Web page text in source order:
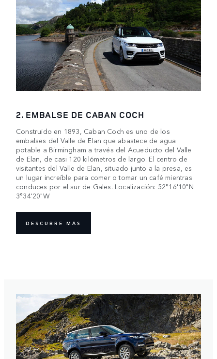
2. EMBALSE DE CABAN COCH
Construido en 1893, Caban Coch es uno de los
embalses del Valle de Elan que abastece de agua
potable a Birmingham a través del Acueducto del Valle
de Elan, de casi 120 kilómetros de largo. El centro de
visitantes del Valle de Elan, situado junto a la presa, es
un lugar increíble para comer o tomar un café mientras
conduces por el sur de Gales. Localización: 52°16'10"N
3°34'20"W
DESCUBRE MÁS